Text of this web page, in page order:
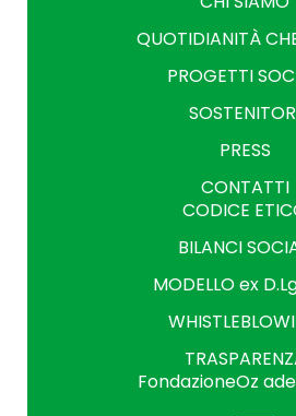
FondazioneOz
QUOTIDIANITÀ
PROGETTI
PRESS
CONTATTI
CODICE
BILANCI
MODELLO ex